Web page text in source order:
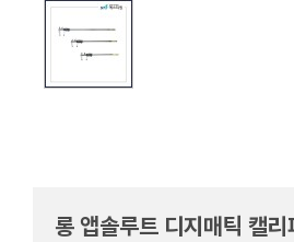
롱 앱솔루트 디지매틱 캘